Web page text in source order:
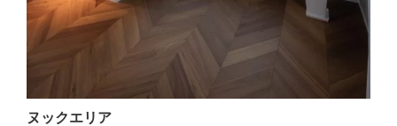
ヌックエリア